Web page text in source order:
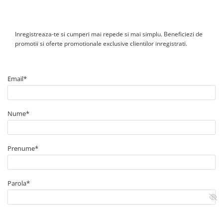
Inregistreaza-te si cumperi mai repede si mai simplu. Beneficiezi de
promotii si oferte promotionale exclusive clientilor inregistrati.
Email*
Nume*
Prenume*
Parola*